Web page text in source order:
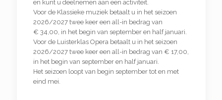
en kunt u deelnemen aan een activiteit.
Voor de Klassieke muziek betaalt u in het seizoen
2026/2027 twee keer een all-in bedrag van
€ 34,00, in het begin van september en half januari.
Voor de Luisterklas Opera betaalt u in het seizoen
2026/2027 twee keer een all-in bedrag van € 17,00,
in het begin van september en half januari.
Het seizoen loopt van begin september tot en met
eind mei.